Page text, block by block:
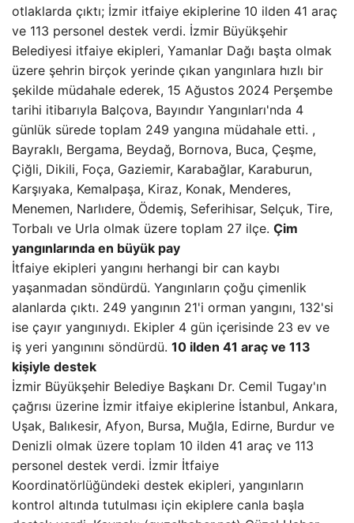
otlaklarda çıktı; İzmir itfaiye ekiplerine 10 ilden 41 araç
ve 113 personel destek verdi. İzmir Büyükşehir
Belediyesi itfaiye ekipleri, Yamanlar Dağı başta olmak
üzere şehrin birçok yerinde çıkan yangınlara hızlı bir
şekilde müdahale ederek, 15 Ağustos 2024 Perşembe
tarihi itibarıyla Balçova, Bayındır Yangınları'nda 4
günlük sürede toplam 249 yangına müdahale etti. ,
Bayraklı, Bergama, Beydağ, Bornova, Buca, Çeşme,
Çiğli, Dikili, Foça, Gaziemir, Karabağlar, Karaburun,
Karşıyaka, Kemalpaşa, Kiraz, Konak, Menderes,
Menemen, Narlıdere, Ödemiş, Seferihisar, Selçuk, Tire,
Torbalı ve Urla olmak üzere toplam 27 ilçe. Çim
yangınlarında en büyük pay
İtfaiye ekipleri yangını herhangi bir can kaybı
yaşanmadan söndürdü. Yangınların çoğu çimenlik
alanlarda çıktı. 249 yangının 21'i orman yangını, 132'si
ise çayır yangınıydı. Ekipler 4 gün içerisinde 23 ev ve
iş yeri yangınını söndürdü. 10 ilden 41 araç ve 113
kişiyle destek
İzmir Büyükşehir Belediye Başkanı Dr. Cemil Tugay'ın
çağrısı üzerine İzmir itfaiye ekiplerine İstanbul, Ankara,
Uşak, Balıkesir, Afyon, Bursa, Muğla, Edirne, Burdur ve
Denizli olmak üzere toplam 10 ilden 41 araç ve 113
personel destek verdi. İzmir İtfaiye
Koordinatörlüğündeki destek ekipleri, yangınların
kontrol altında tutulması için ekiplere canla başla